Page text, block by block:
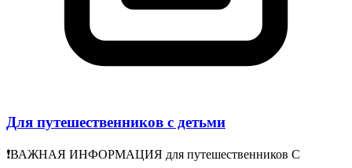
Для путешественников с детьми
❗️ВАЖНАЯ ИНФОРМАЦИЯ для путешественников С